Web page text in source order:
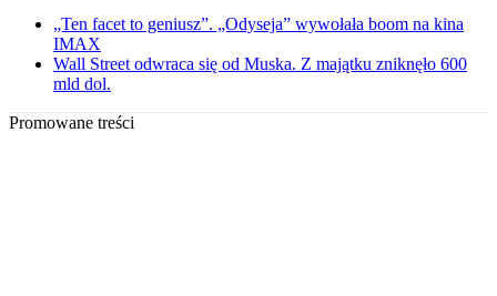
„Ten facet to geniusz”. „Odyseja” wywołała boom na kina
IMAX
Wall Street odwraca się od Muska. Z majątku zniknęło 600
mld dol.
Promowane treści